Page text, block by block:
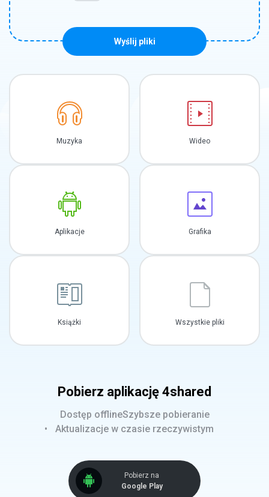
Wyślij pliki
Muzyka Wideo
Aplikacje Grafika
Książki Wszystkie pliki
Pobierz aplikację 4shared
Dostęp offlineSzybsze pobieranie
Aktualizacje w czasie rzeczywistym
Pobierz na
Google Play